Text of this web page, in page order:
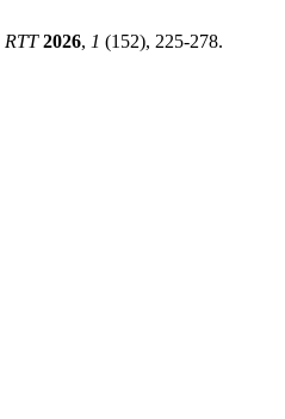
RTT 2026, 1 (152), 225-278.